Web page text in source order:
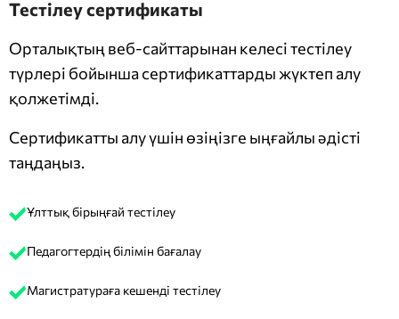
Тестілеу сертификаты
Орталықтың веб-сайттарынан келесі тестілеу
түрлері бойынша сертификаттарды жүктеп алу
қолжетімді.
Сертификатты алу үшін өзіңізге ыңғайлы әдісті
таңдаңыз.
Ұлттық бірыңғай тестілеу
Педагогтердің білімін бағалау
Магистратураға кешенді тестілеу